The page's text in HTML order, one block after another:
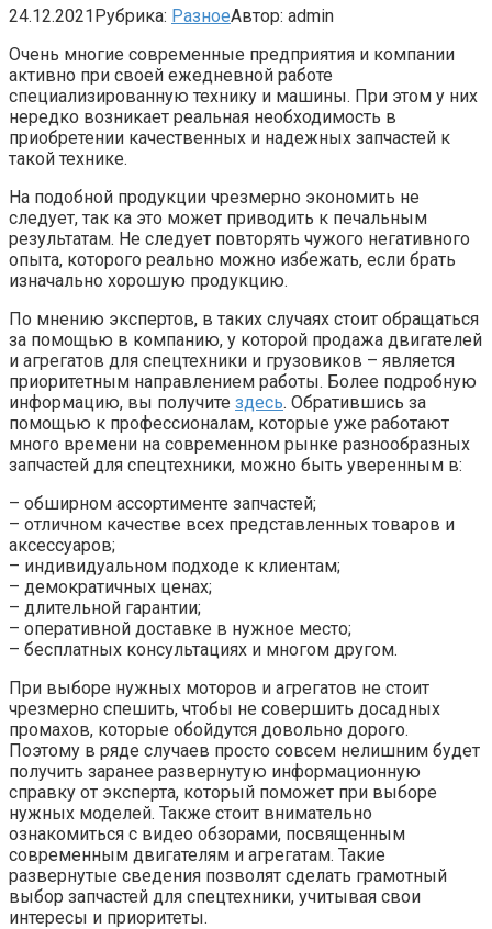
24.12.2021Рубрика: РазноеАвтор: admin
Очень многие современные предприятия и компании
активно при своей ежедневной работе
специализированную технику и машины. При этом у них
нередко возникает реальная необходимость в
приобретении качественных и надежных запчастей к
такой технике.
На подобной продукции чрезмерно экономить не
следует, так ка это может приводить к печальным
результатам. Не следует повторять чужого негативного
опыта, которого реально можно избежать, если брать
изначально хорошую продукцию.
По мнению экспертов, в таких случаях стоит обращаться
за помощью в компанию, у которой продажа двигателей
и агрегатов для спецтехники и грузовиков – является
приоритетным направлением работы. Более подробную
информацию, вы получите здесь. Обратившись за
помощью к профессионалам, которые уже работают
много времени на современном рынке разнообразных
запчастей для спецтехники, можно быть уверенным в:
– обширном ассортименте запчастей;
– отличном качестве всех представленных товаров и
аксессуаров;
– индивидуальном подходе к клиентам;
– демократичных ценах;
– длительной гарантии;
– оперативной доставке в нужное место;
– бесплатных консультациях и многом другом.
При выборе нужных моторов и агрегатов не стоит
чрезмерно спешить, чтобы не совершить досадных
промахов, которые обойдутся довольно дорого.
Поэтому в ряде случаев просто совсем нелишним будет
получить заранее развернутую информационную
справку от эксперта, который поможет при выборе
нужных моделей. Также стоит внимательно
ознакомиться с видео обзорами, посвященным
современным двигателям и агрегатам. Такие
развернутые сведения позволят сделать грамотный
выбор запчастей для спецтехники, учитывая свои
интересы и приоритеты.